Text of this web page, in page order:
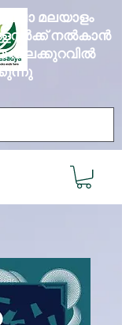
മലയാളം
നൽകാൻ
വിലക്കുറവിൽ